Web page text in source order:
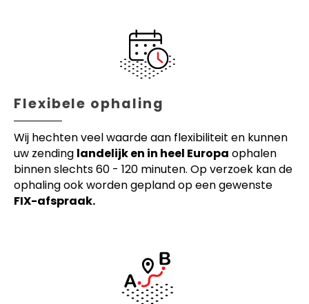
Flexibele ophaling
Wij hechten veel waarde aan flexibiliteit en kunnen
uw zending landelijk en in heel Europa ophalen
binnen slechts 60 - 120 minuten. Op verzoek kan de
ophaling ook worden gepland op een gewenste
FIX-afspraak.